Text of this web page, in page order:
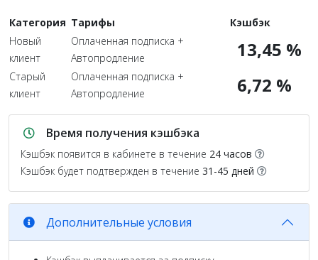
Категория Тарифы
Кэшбэк
Новый
клиент
Оплаченная подписка +
Автопродление
13,45 %
Старый
клиент
Оплаченная подписка +
Автопродление
6,72 %
Время получения кэшбэка
Кэшбэк появится в кабинете в течение 24 часов
Кэшбэк будет подтвержден в течение 31-45 дней
Дополнительные условия